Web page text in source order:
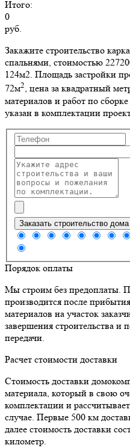
Итого:
0
руб.
Закажите строительство
спальнями, стоимостью
124м2. Площадь застройки
72м2, цена за квадратный
материалов и работ по
указан в комплектации
Заказать строительство дома
Порядок оплаты
Мы строим без предоплаты.
производится после
материалов на участок
завершения строительства и
передачи.
Расчет стоимости доставки
Стоимость доставки
материала, который в свою
комплектации и
случае. Первые 500 км
далее стоимость доставки
километр.